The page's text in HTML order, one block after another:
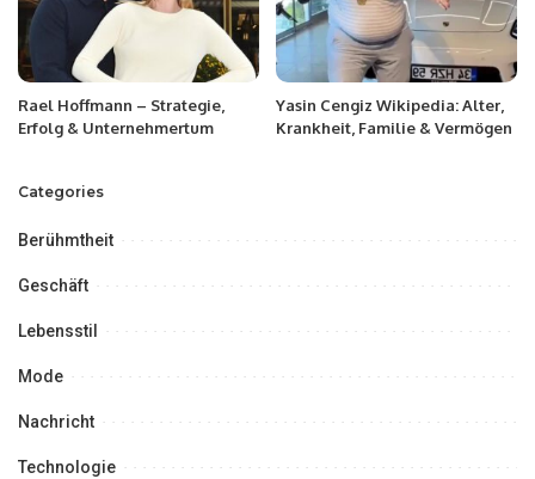
Rael Hoffmann – Strategie,
Erfolg & Unternehmertum
Yasin Cengiz Wikipedia: Alter,
Krankheit, Familie & Vermögen
Categories
Berühmtheit
Geschäft
Lebensstil
Mode
Nachricht
Technologie